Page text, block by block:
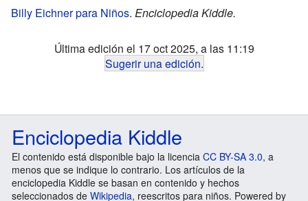
Billy Eichner para Niños. Enciclopedia Kiddle.
Última edición el 17 oct 2025, a las 11:19
Sugerir una edición.
Enciclopedia Kiddle
El contenido está disponible bajo la licencia CC BY-SA 3.0, a
menos que se indique lo contrario. Los artículos de la
enciclopedia Kiddle se basan en contenido y hechos
seleccionados de Wikipedia, reescritos para niños. Powered by